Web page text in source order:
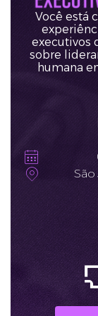
Você está
executivos
sobre
humana
São